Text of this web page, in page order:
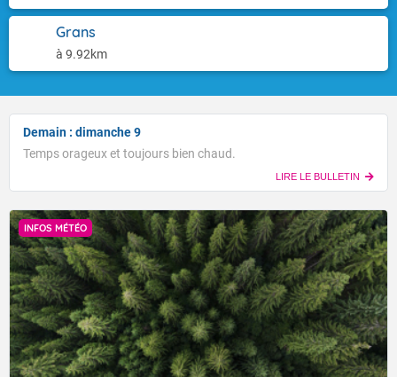
Grans
à 9.92km
Demain : dimanche 9
Temps orageux et toujours bien chaud.
LIRE LE BULLETIN
INFOS MÉTÉO